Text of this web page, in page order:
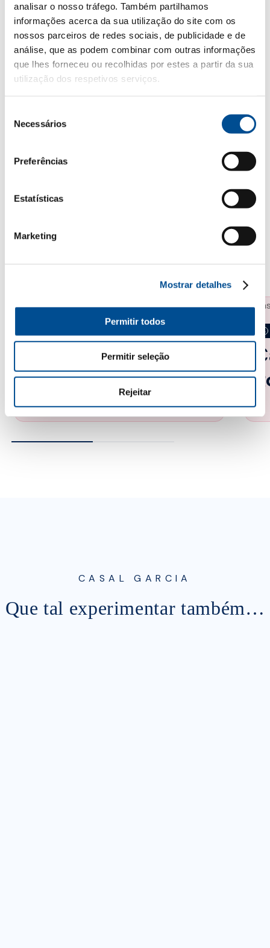
analisar o nosso tráfego. Também partilhamos
informações acerca da sua utilização do site com os
nossos parceiros de redes sociais, de publicidade e de
análise, que as podem combinar com outras informações
que lhes forneceu ou recolhidas por estes a partir da sua
utilização dos respetivos serviços.
Necessários
Preferências
Estatísticas
Marketing
Mostrar detalhes
Permitir todos
Permitir seleção
Rejeitar
COQUETÉIS
CASAL
Ver todos
Casal Garcia
Pink Caipirinha
CASAL GARCIA
Que tal experimentar também…